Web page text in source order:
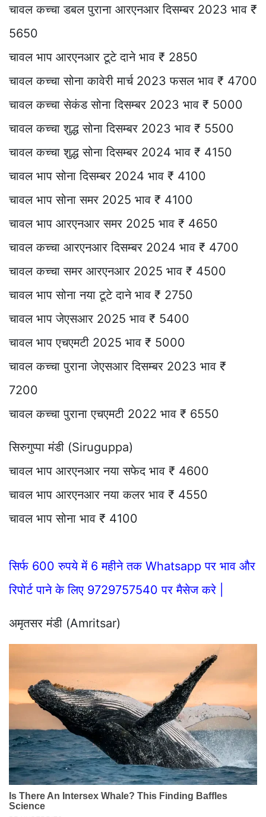
चावल कच्चा डबल पुराना आरएनआर दिसम्बर 2023 भाव ₹
5650
चावल भाप आरएनआर टूटे दाने भाव ₹ 2850
चावल कच्चा सोना कावेरी मार्च 2023 फसल भाव ₹ 4700
चावल कच्चा सेकंड सोना दिसम्बर 2023 भाव ₹ 5000
चावल कच्चा शुद्ध सोना दिसम्बर 2023 भाव ₹ 5500
चावल कच्चा शुद्ध सोना दिसम्बर 2024 भाव ₹ 4150
चावल भाप सोना दिसम्बर 2024 भाव ₹ 4100
चावल भाप सोना समर 2025 भाव ₹ 4100
चावल भाप आरएनआर समर 2025 भाव ₹ 4650
चावल कच्चा आरएनआर दिसम्बर 2024 भाव ₹ 4700
चावल कच्चा समर आरएनआर 2025 भाव ₹ 4500
चावल भाप सोना नया टूटे दाने भाव ₹ 2750
चावल भाप जेएसआर 2025 भाव ₹ 5400
चावल भाप एचएमटी 2025 भाव ₹ 5000
चावल कच्चा पुराना जेएसआर दिसम्बर 2023 भाव ₹
7200
चावल कच्चा पुराना एचएमटी 2022 भाव ₹ 6550
सिरुगुप्पा मंडी (Siruguppa)
चावल भाप आरएनआर नया सफेद भाव ₹ 4600
चावल भाप आरएनआर नया कलर भाव ₹ 4550
चावल भाप सोना भाव ₹ 4100
सिर्फ 600 रुपये में 6 महीने तक Whatsapp पर भाव और
रिपोर्ट पाने के लिए 9729757540 पर मैसेज करे |
अमृतसर मंडी (Amritsar)